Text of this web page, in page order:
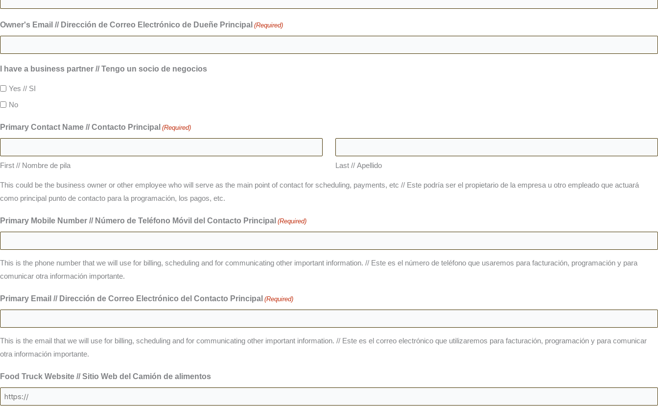
Owner's Email // Dirección de Correo Electrónico de Dueñe Principal (Required)
I have a business partner // Tengo un socio de negocios
Yes // SI
No
Primary Contact Name // Contacto Principal (Required)
First // Nombre de pila Last // Apellido
This could be the business owner or other employee who will serve as the main point of contact for scheduling, payments, etc // Este podría ser el propietario de la empresa u otro empleado que actuará
como principal punto de contacto para la programación, los pagos, etc.
Primary Mobile Number // Número de Teléfono Móvil del Contacto Principal (Required)
This is the phone number that we will use for billing, scheduling and for communicating other important information. // Este es el número de teléfono que usaremos para facturación, programación y para
comunicar otra información importante.
Primary Email // Dirección de Correo Electrónico del Contacto Principal (Required)
This is the email that we will use for billing, scheduling and for communicating other important information. // Este es el correo electrónico que utilizaremos para facturación, programación y para comunicar
otra información importante.
Food Truck Website // Sitio Web del Camión de alimentos